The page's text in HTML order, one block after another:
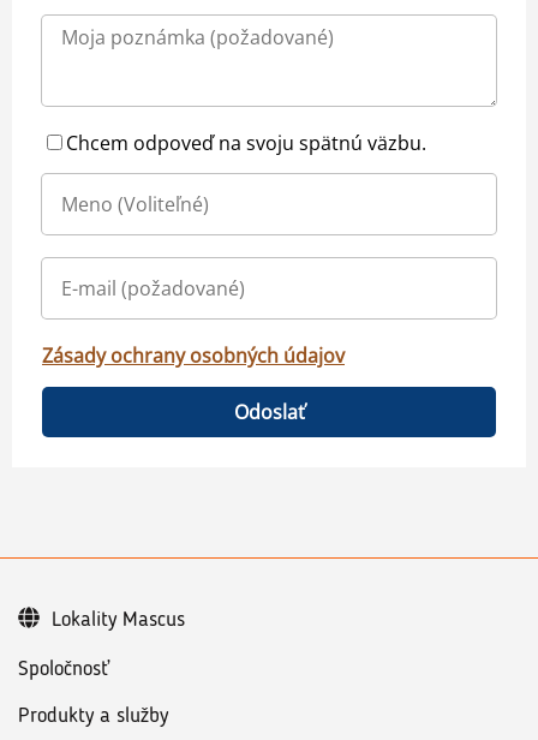
Chcem odpoveď na svoju spätnú väzbu.
Zásady ochrany osobných údajov
Odoslať
Spoločnosť
Produkty a služby
Lokality Mascus